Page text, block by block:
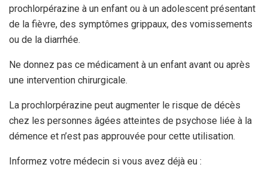
prochlorpérazine à un enfant ou à un adolescent présentant
de la fièvre, des symptômes grippaux, des vomissements
ou de la diarrhée.
Ne donnez pas ce médicament à un enfant avant ou après
une intervention chirurgicale.
La prochlorpérazine peut augmenter le risque de décès
chez les personnes âgées atteintes de psychose liée à la
démence et n’est pas approuvée pour cette utilisation.
Informez votre médecin si vous avez déjà eu :